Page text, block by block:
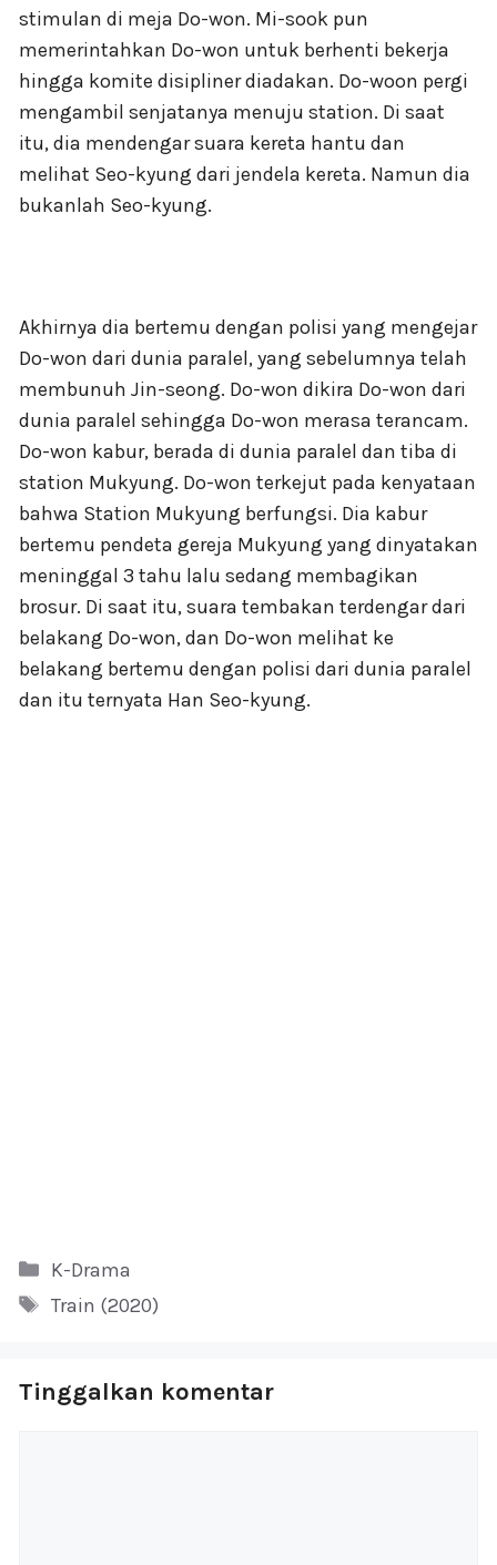
stimulan di meja Do-won. Mi-sook pun
memerintahkan Do-won untuk berhenti bekerja
hingga komite disipliner diadakan. Do-woon pergi
mengambil senjatanya menuju station. Di saat
itu, dia mendengar suara kereta hantu dan
melihat Seo-kyung dari jendela kereta. Namun dia
bukanlah Seo-kyung.
Akhirnya dia bertemu dengan polisi yang mengejar
Do-won dari dunia paralel, yang sebelumnya telah
membunuh Jin-seong. Do-won dikira Do-won dari
dunia paralel sehingga Do-won merasa terancam.
Do-won kabur, berada di dunia paralel dan tiba di
station Mukyung. Do-won terkejut pada kenyataan
bahwa Station Mukyung berfungsi. Dia kabur
bertemu pendeta gereja Mukyung yang dinyatakan
meninggal 3 tahu lalu sedang membagikan
brosur. Di saat itu, suara tembakan terdengar dari
belakang Do-won, dan Do-won melihat ke
belakang bertemu dengan polisi dari dunia paralel
dan itu ternyata Han Seo-kyung.
Kategori
K-Drama
Tag
Train (2020)
Tinggalkan komentar